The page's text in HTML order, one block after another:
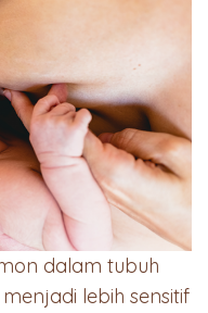
dalam tubuh
lebih sensitif